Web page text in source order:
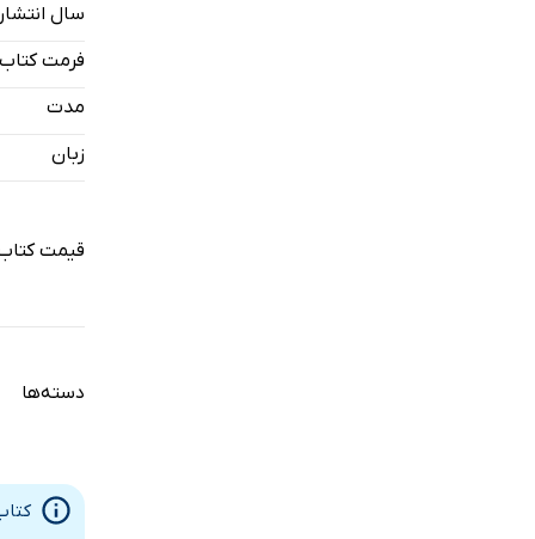
شش: مودب
بخش
دو:
سه: چگونه
چهار:
پنج:
سال انتشار
فرمت کتاب
مدت
زبان
قیمت
دسته‌ها